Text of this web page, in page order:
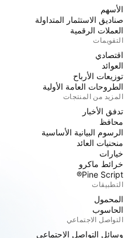
الأسهم
صناديق الاستثمار المتداولة
العملات الرقمية
التقويمات
اقتصادي
العوائد
توزيعات الأرباح
الطروحات العامة الأولية
المزيد من المنتجات
تدفق الأخبار
محافظ
الرسوم البيانية الأساسية
منحنيات العائد
خيارات
خرائط ماكرو
Pine Script®
التطبيقات
المحمول
الحاسوب
التواصل الاجتماعي
وسائل التواصل الاجتماعي